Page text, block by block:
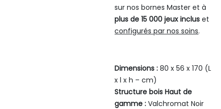
sur nos bornes Master et à
plus de 15 000 jeux inclus et
configurés par nos soins.
Dimensions : 80 x 56 x 170 (L
x l x h – cm)
Structure bois Haut de
gamme : Valchromat Noir